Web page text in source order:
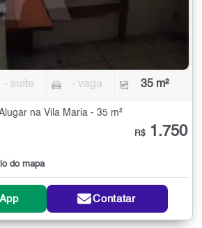
- suíte - vaga 35 m²
na Vila Maria - 35 m²
do mapa
R$ 1.750
Contatar